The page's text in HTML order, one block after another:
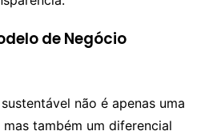
de Negócio
não é apenas uma
também um diferencial